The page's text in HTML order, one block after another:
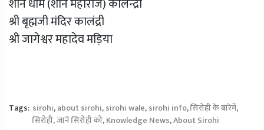
शनि धाम (शनि महाराज) कालन्द्री
श्री बृह्मजी मंदिर कालंद्री
श्री जागेश्वर महादेव मड़िया
Tags: sirohi,about sirohi,sirohi wale,sirohi info,सिरोही के बारेमें,
सिरोही,जाने सिरोही को,Knowledge News,About Sirohi